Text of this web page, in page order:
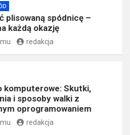
plisowaną spódnicę –
każdą okazję
redakcja
komputerowe: Skutki,
i sposoby walki z
oprogramowaniem
redakcja